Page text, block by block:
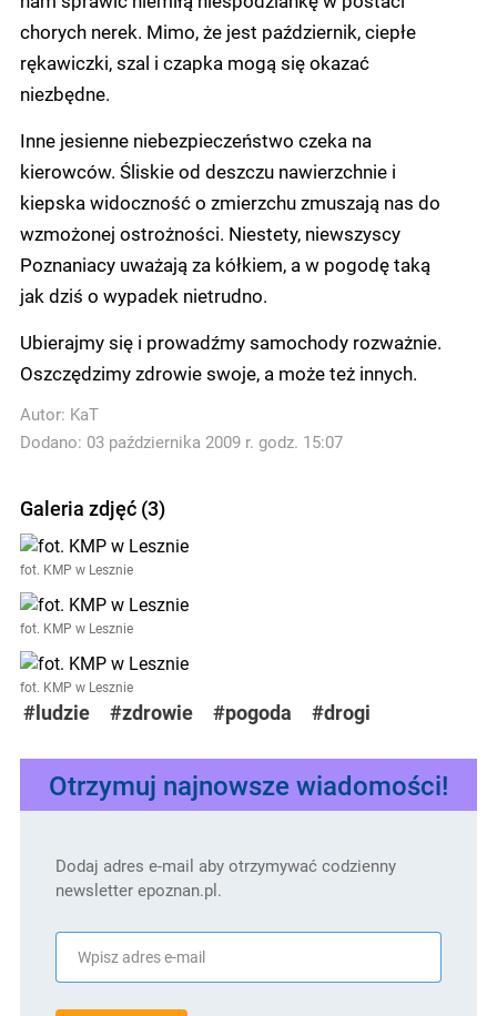
chorych nerek. Mimo, że jest październik, ciepłe
rękawiczki, szal i czapka mogą się okazać
niezbędne.
Inne jesienne niebezpieczeństwo czeka na
kierowców. Śliskie od deszczu nawierzchnie i
kiepska widoczność o zmierzchu zmuszają nas do
wzmożonej ostrożności. Niestety, niewszyscy
Poznaniacy uważają za kółkiem, a w pogodę taką
jak dziś o wypadek nietrudno.
Ubierajmy się i prowadźmy samochody rozważnie.
Oszczędzimy zdrowie swoje, a może też innych.
Autor: KaT
Dodano: 03 października 2009 r. godz. 15:07
Galeria zdjęć (3)
fot. KMP w Lesznie
fot. KMP w Lesznie
fot. KMP w Lesznie
#ludzie #zdrowie #pogoda #drogi
Otrzymuj najnowsze wiadomości!
Dodaj adres e-mail aby otrzymywać codzienny
newsletter epoznan.pl.